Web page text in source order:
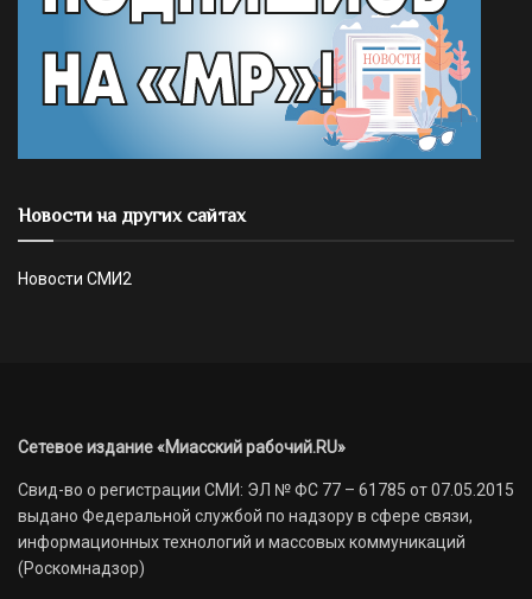
Новости на других сайтах
Новости СМИ2
Сетевое издание «Миасский рабочий.RU»
Свид-во о регистрации СМИ: ЭЛ № ФС 77 – 61785 от 07.05.2015
выдано Федеральной службой по надзору в сфере связи,
информационных технологий и массовых коммуникаций
(Роскомнадзор)